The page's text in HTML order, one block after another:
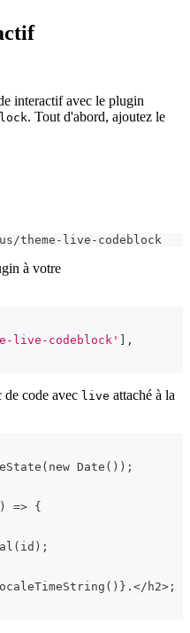
interactif avec le plugin
. Tout d'abord, ajoutez le
theme-live-codeblock
à votre
live-codeblock'
,
code avec live attaché à la
Date());
=> {
h2>;